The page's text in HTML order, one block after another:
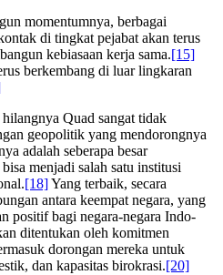
momentumnya, berbagai
di tingkat pejabat akan terus
kebiasaan kerja sama.[15]
berkembang di luar lingkaran
Quad sangat tidak
geopolitik yang mendorongnya
adalah seberapa besar
menjadi salah satu institusi
[18] Yang terbaik, secara
antara keempat negara, yang
positif bagi negara-negara Indo-
ditentukan oleh komitmen
dorongan mereka untuk
dan kapasitas birokrasi.[20]